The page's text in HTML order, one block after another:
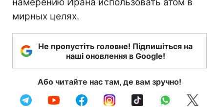
мирных целях.
Не пропустіть головне! Підпишіться на
наші оновлення в Google!
Або читайте нас там, де вам зручно!